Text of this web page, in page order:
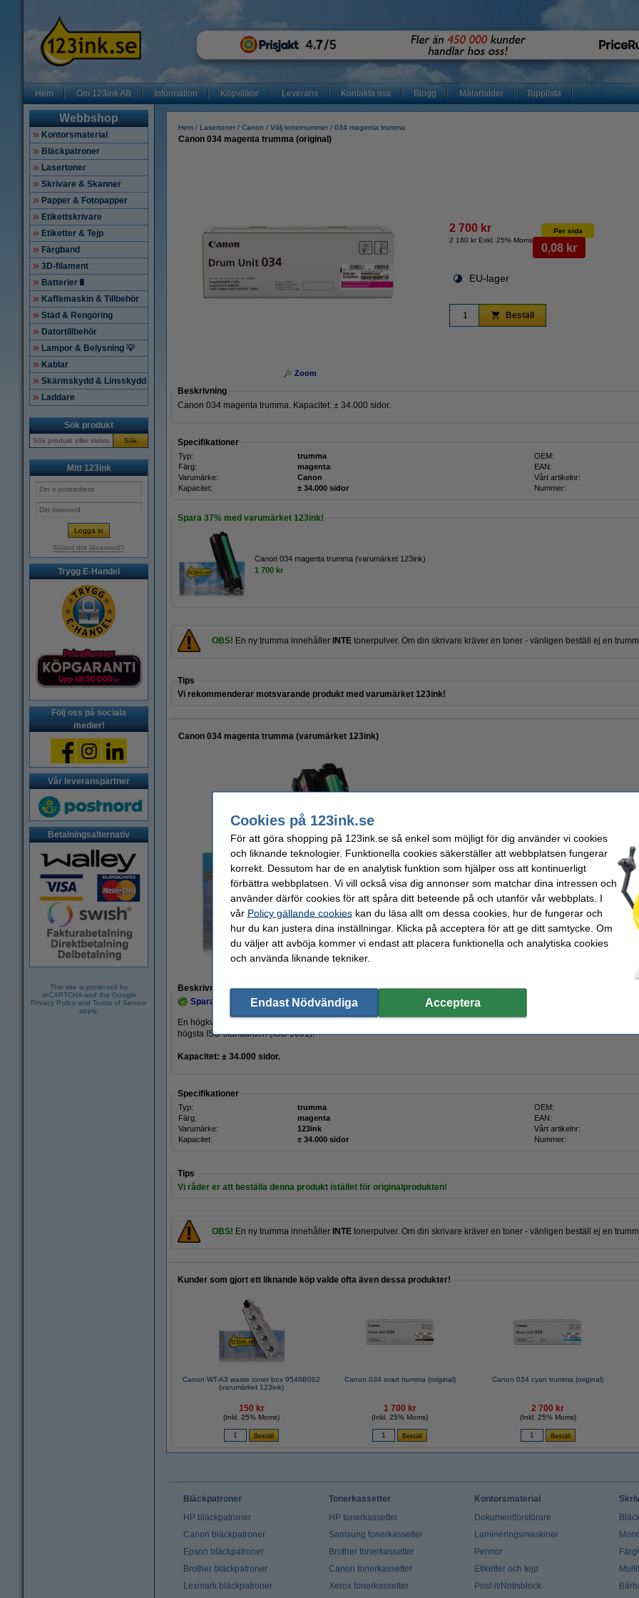
Hem Om 123ink AB Information Köpvillkor Leverans Kontakta oss Blogg Målarbilder Topplista
Webbshop
Kontorsmaterial
Bläckpatroner
Lasertoner
Skrivare & Skanner
Papper & Fotopapper
Etikettskrivare
Etiketter & Tejp
Färgband
3D-filament
Batterier🔋
Kaffemaskin & Tillbehör
Städ & Rengöring
Datortillbehör
Lampor & Belysning 💡
Kablar
Skärmskydd & Linsskydd
Laddare
Sök produkt
Sök
Mitt 123ink
Glömt ditt lösenord?
Trygg E-Handel
Följ oss på sociala
medier!
Vår leveranspartner
Betalningsalternativ
This site is protected by
reCAPTCHA and the Google
Privacy Policy and Terms of Service
apply.
Hem Lasertoner Canon Välj tonernummer 034 magenta trumma
Canon 034 magenta trumma (original)
Zoom
2 700 kr
2 160 kr Exkl. 25% Moms
Per sida
0,08 kr
EU-lager
Beställ
Beskrivning
Canon 034 magenta trumma. Kapacitet: ± 34.000 sidor.
Specifikationer
Typ: trumma
OEM:
Färg:
magenta
EAN:
Varumärke:
Canon
Vårt artikelnr:
Kapacitet:
± 34.000 sidor Nummer:
Spara 37% med varumärket 123ink!
Canon 034 magenta trumma (varumärket 123ink)
1 700 kr
OBS! En ny trumma innehåller INTE tonerpulver. Om din skrivare kräver en toner - vänligen beställ ej en
Tips
Vi rekommenderar motsvarande produkt med varumärket 123ink!
Canon 034 magenta trumma (varumärket 123ink)
1 360 kr Exkl. 25% Moms
0,05 kr
EU-lager
Beställ
Beskrivning
Spara
med varumärket 123ink!
En högkvalitativ och tillförlitlig version av Canon 034 magenta trumma från 123ink. Denna toner produceras av en
högsta ISO-standarden (ISO-9001).
Kapacitet: ± 34.000 sidor.
Specifikationer
Typ: trumma
OEM:
Färg:
magenta
EAN:
Varumärke:
123ink
Vårt artikelnr:
Kapacitet:
± 34.000 sidor Nummer:
Tips
Vi råder er att beställa denna produkt istället för originalprodukten!
OBS! En ny trumma innehåller INTE tonerpulver. Om din skrivare kräver en toner - vänligen beställ ej en
Kunder som gjort ett liknande köp valde ofta även dessa produkter!
Canon WT-A3 waste toner box 9549B002
(varumärket 123ink)
150 kr
(Inkl. 25% Moms)
Canon 034 svart trumma (original)
1 700 kr
(Inkl. 25% Moms)
Canon 034 cyan trumma (original)
2 700 kr
(Inkl. 25% Moms)
Bläckpatroner
HP bläckpatroner
Canon bläckpatroner
Epson bläckpatroner
Brother bläckpatroner
Lexmark bläckpatroner
Tonerkassetter
HP tonerkassetter
Samsung tonerkassetter
Brother tonerkassetter
Canon tonerkassetter
Xerox tonerkassetter
Kontorsmaterial
Dokumentförstörare
Lamineringsmaskiner
Pennor
Etiketter och tejp
Post-it/Notisblock
Cookies på 123ink.se
För att göra shopping på 123ink.se så enkel som möjligt för dig använder vi cookies
och liknande teknologier. Funktionella cookies säkerställer att webbplatsen fungerar
korrekt. Dessutom har de en analytisk funktion som hjälper oss att kontinuerligt
förbättra webbplatsen. Vi vill också visa dig annonser som matchar dina intressen och
använder därför cookies för att spåra ditt beteende på och utanför vår webbplats. I
vår Policy gällande cookieskan du läsa allt om dessa cookies, hur de fungerar och
hur du kan justera dina inställningar. Klicka på acceptera för att ge ditt samtycke. Om
du väljer att avböja kommer vi endast att placera funktionella och analytiska cookies
och använda liknande tekniker.
Endast Nödvändiga Acceptera